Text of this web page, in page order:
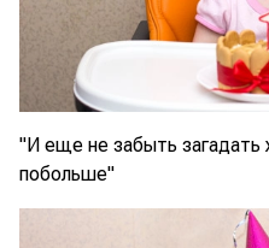
"И еще не забыть загадать
побольше"